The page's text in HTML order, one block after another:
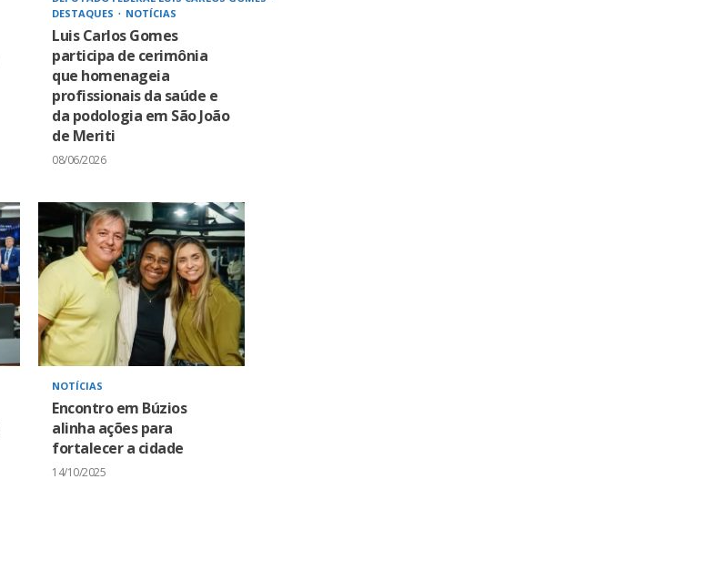
DESTAQUES
NOTÍCIAS
Luis Carlos Gomes
participa de cerimônia
que homenageia
profissionais da saúde e
da podologia em São João
de Meriti
08/06/2026
NOTÍCIAS
Encontro em Búzios
alinha ações para
fortalecer a cidade
14/10/2025